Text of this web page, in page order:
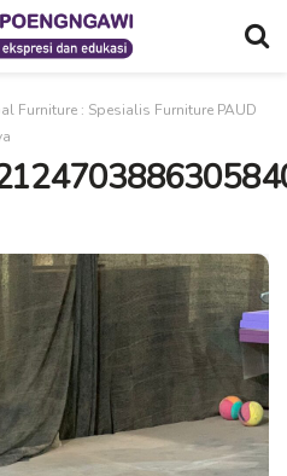
Furniture : Spesialis Furniture PAUD